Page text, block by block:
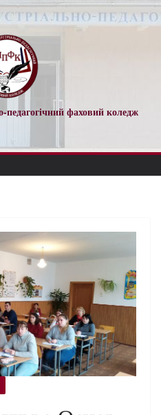
педагогічний фаховий коледж